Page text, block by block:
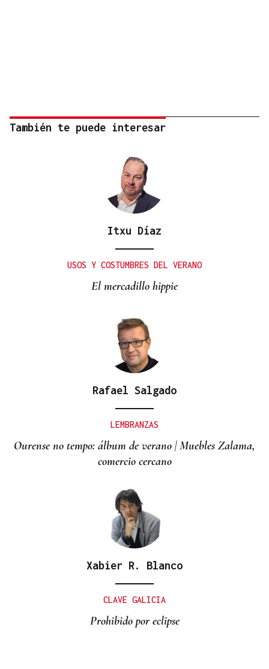
También te puede interesar
Itxu Díaz
USOS Y COSTUMBRES DEL VERANO
El mercadillo hippie
Rafael Salgado
LEMBRANZAS
Ourense no tempo: álbum de verano | Muebles Zalama,
comercio cercano
Xabier R. Blanco
CLAVE GALICIA
Prohibido por eclipse